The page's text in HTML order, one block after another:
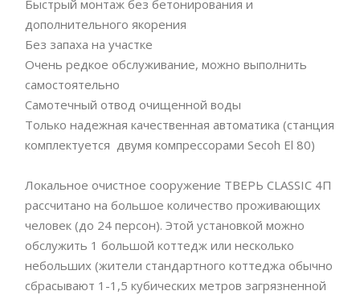
Быстрый монтаж без бетонирования и
дополнительного якорения
Без запаха на участке
Очень редкое обслуживание, можно выполнить
самостоятельно
Самотечный отвод очищенной воды
Только надежная качественная автоматика (станция
комплектуется двумя компрессорами Secoh El 80)
Локальное очистное сооружение ТВЕРЬ CLASSIC 4П
рассчитано на большое количество проживающих
человек (до 24 персон). Этой установкой можно
обслужить 1 большой коттедж или несколько
небольших (жители стандартного коттеджа обычно
сбрасывают 1-1,5 кубических метров загрязненной